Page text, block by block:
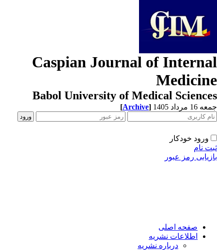
Caspian Journal of
Babol University of Medical
مرداد 1405 [Archive]
ورود خودکار
نام
رمز عبور
صفحه اصلی
اطلاعات نشریه
درباره نشریه